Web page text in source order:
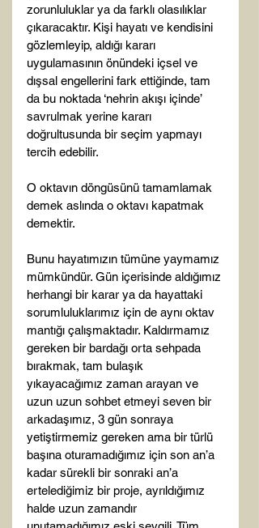
zorunluluklar ya da farklı olasılıklar
çıkaracaktır. Kişi hayatı ve kendisini
gözlemleyip, aldığı kararı
uygulamasının önündeki içsel ve
dışsal engellerini fark ettiğinde, tam
da bu noktada ‘nehrin akışı içinde’
savrulmak yerine kararı
doğrultusunda bir seçim yapmayı
tercih edebilir.
O oktavın döngüsünü tamamlamak
demek aslında o oktavı kapatmak
demektir.
Bunu hayatımızın tümüne yaymamız
mümkündür. Gün içerisinde aldığımız
herhangi bir karar ya da hayattaki
sorumluluklarımız için de aynı oktav
mantığı çalışmaktadır. Kaldırmamız
gereken bir bardağı orta sehpada
bırakmak, tam bulaşık
yıkayacağımız zaman arayan ve
uzun uzun sohbet etmeyi seven bir
arkadaşımız, 3 gün sonraya
yetiştirmemiz gereken ama bir türlü
başına oturamadığımız için son an’a
kadar sürekli bir sonraki an’a
ertelediğimiz bir proje, ayrıldığımız
halde uzun zamandır